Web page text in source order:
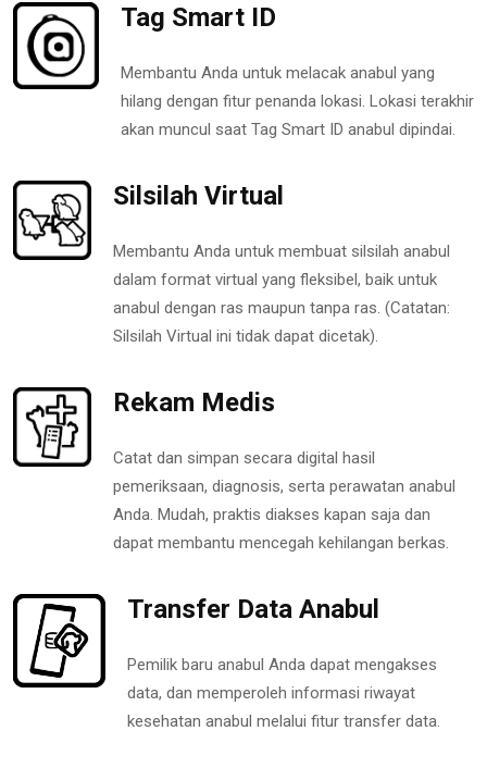
Tag Smart ID
Membantu Anda untuk melacak anabul yang
hilang dengan fitur penanda lokasi. Lokasi terakhir
akan muncul saat Tag Smart ID anabul dipindai.
Silsilah Virtual
Membantu Anda untuk membuat silsilah anabul
dalam format virtual yang fleksibel, baik untuk
anabul dengan ras maupun tanpa ras. (Catatan:
Silsilah Virtual ini tidak dapat dicetak).
Rekam Medis
Catat dan simpan secara digital hasil
pemeriksaan, diagnosis, serta perawatan anabul
Anda. Mudah, praktis diakses kapan saja dan
dapat membantu mencegah kehilangan berkas.
Transfer Data Anabul
Pemilik baru anabul Anda dapat mengakses
data, dan memperoleh informasi riwayat
kesehatan anabul melalui fitur transfer data.